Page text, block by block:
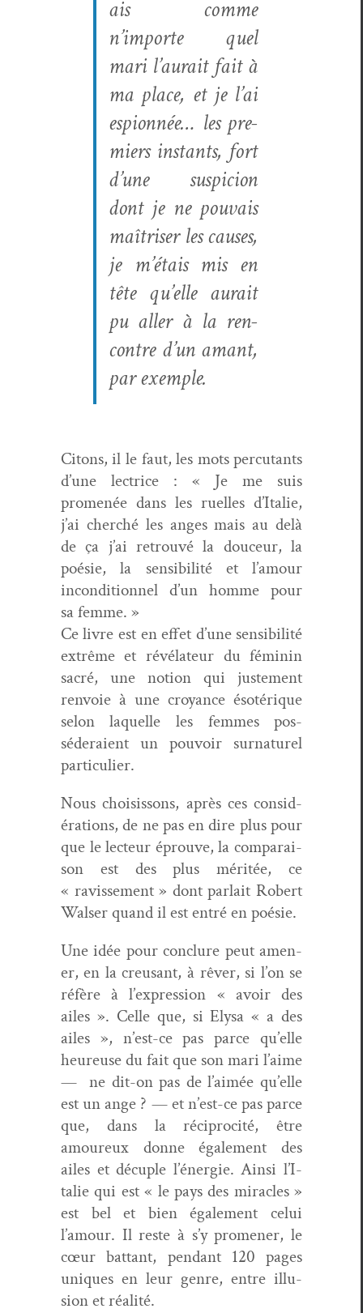
ais comme
n’importe quel
mari l’aurait fait à
ma place, et je l’ai
espi­onnée… les pre­
miers instants, fort
d’une sus­pi­cion
dont je ne pou­vais
maîtris­er les caus­es,
je m’étais mis en
tête qu’elle aurait
pu aller à la ren­
con­tre d’un amant,
par exemple.
Citons, il le faut, les mots per­cu­tants
d’une lec­trice : « Je me suis
promenée dans les ruelles d’I­tal­ie,
j’ai cher­ché les anges mais au delà
de ça j’ai retrou­vé la douceur, la
poésie, la sen­si­bil­ité et l’amour
incon­di­tion­nel d’un homme pour
sa femme. »
Ce livre est en effet d’une sen­si­bil­ité
extrême et révéla­teur du féminin
sacré, une notion qui juste­ment
ren­voie à une croy­ance ésotérique
selon laque­lle les femmes pos­
séderaient un pou­voir sur­na­turel
particulier.
Nous choi­sis­sons, après ces con­sid­
éra­tions, de ne pas en dire plus pour
que le lecteur éprou­ve, la com­para­i­
son est des plus méritée, ce
« ravisse­ment » dont par­lait Robert
Walser quand il est entré en poésie.
Une idée pour con­clure peut amen­
er, en la creu­sant, à rêver, si l’on se
réfère à l’expression « avoir des
ailes ». Celle que, si Elysa « a des
ailes », n’est-ce pas parce qu’elle
heureuse du fait que son mari l’aime
— ne dit-on pas de l’aimée qu’elle
est un ange ? — et n’est-ce pas parce
que, dans la réciproc­ité, être
amoureux donne égale­ment des
ailes et décu­ple l’én­ergie. Ain­si l’I­
tal­ie qui est « le pays des mir­a­cles »
est bel et bien égale­ment celui
l’amour. Il reste à s’y promen­er, le
cœur bat­tant, pen­dant 120 pages
uniques en leur genre, entre illu­
sion et réalité.